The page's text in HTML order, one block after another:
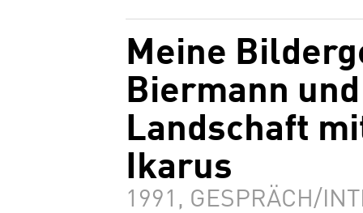
Meine
Biermann
Landschaft
Ikarus
1991, GESPRÄCH/